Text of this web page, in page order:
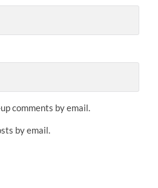
comments by email.
by email.